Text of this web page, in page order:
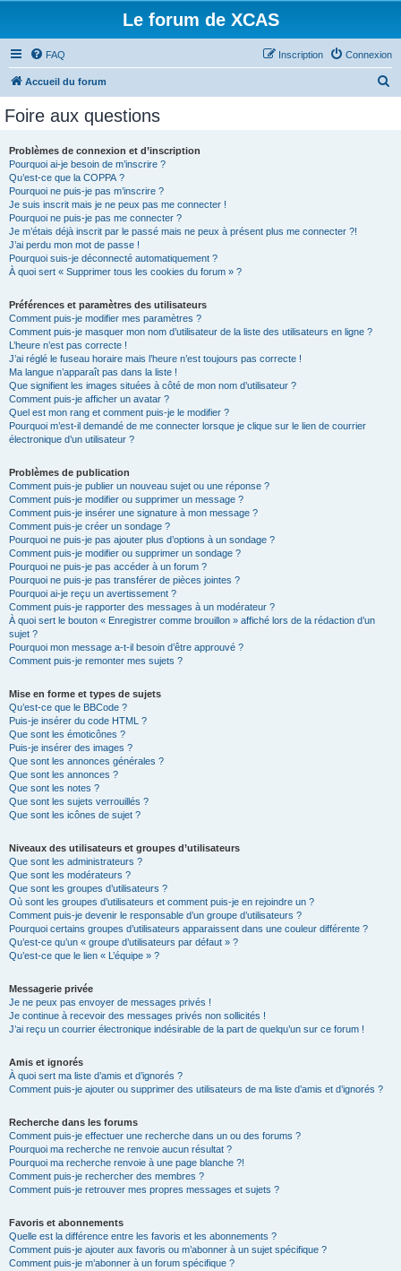
Le forum de XCAS
FAQ Connexion
Inscription
Accueil du forum
Foire aux questions
Problèmes de connexion et d’inscription
Pourquoi ai-je besoin de m’inscrire ?
Qu’est-ce que la COPPA ?
Pourquoi ne puis-je pas m’inscrire ?
Je suis inscrit mais je ne peux pas me connecter !
Pourquoi ne puis-je pas me connecter ?
Je m’étais déjà inscrit par le passé mais ne peux à présent plus me connecter ?!
J’ai perdu mon mot de passe !
Pourquoi suis-je déconnecté automatiquement ?
À quoi sert « Supprimer tous les cookies du forum » ?
Préférences et paramètres des utilisateurs
Comment puis-je modifier mes paramètres ?
Comment puis-je masquer mon nom d’utilisateur de la liste des utilisateurs en ligne ?
L’heure n’est pas correcte !
J’ai réglé le fuseau horaire mais l’heure n’est toujours pas correcte !
Ma langue n’apparaît pas dans la liste !
Que signifient les images situées à côté de mon nom d’utilisateur ?
Comment puis-je afficher un avatar ?
Quel est mon rang et comment puis-je le modifier ?
Pourquoi m’est-il demandé de me connecter lorsque je clique sur le lien de courrier
électronique d’un utilisateur ?
Problèmes de publication
Comment puis-je publier un nouveau sujet ou une réponse ?
Comment puis-je modifier ou supprimer un message ?
Comment puis-je insérer une signature à mon message ?
Comment puis-je créer un sondage ?
Pourquoi ne puis-je pas ajouter plus d’options à un sondage ?
Comment puis-je modifier ou supprimer un sondage ?
Pourquoi ne puis-je pas accéder à un forum ?
Pourquoi ne puis-je pas transférer de pièces jointes ?
Pourquoi ai-je reçu un avertissement ?
Comment puis-je rapporter des messages à un modérateur ?
À quoi sert le bouton « Enregistrer comme brouillon » affiché lors de la rédaction d’un
sujet ?
Pourquoi mon message a-t-il besoin d’être approuvé ?
Comment puis-je remonter mes sujets ?
Mise en forme et types de sujets
Qu’est-ce que le BBCode ?
Puis-je insérer du code HTML ?
Que sont les émoticônes ?
Puis-je insérer des images ?
Que sont les annonces générales ?
Que sont les annonces ?
Que sont les notes ?
Que sont les sujets verrouillés ?
Que sont les icônes de sujet ?
Niveaux des utilisateurs et groupes d’utilisateurs
Que sont les administrateurs ?
Que sont les modérateurs ?
Que sont les groupes d’utilisateurs ?
Où sont les groupes d’utilisateurs et comment puis-je en rejoindre un ?
Comment puis-je devenir le responsable d’un groupe d’utilisateurs ?
Pourquoi certains groupes d’utilisateurs apparaissent dans une couleur différente ?
Qu’est-ce qu’un « groupe d’utilisateurs par défaut » ?
Qu’est-ce que le lien « L’équipe » ?
Messagerie privée
Je ne peux pas envoyer de messages privés !
Je continue à recevoir des messages privés non sollicités !
J’ai reçu un courrier électronique indésirable de la part de quelqu’un sur ce forum !
Amis et ignorés
À quoi sert ma liste d’amis et d’ignorés ?
Comment puis-je ajouter ou supprimer des utilisateurs de ma liste d’amis et d’ignorés ?
Recherche dans les forums
Comment puis-je effectuer une recherche dans un ou des forums ?
Pourquoi ma recherche ne renvoie aucun résultat ?
Pourquoi ma recherche renvoie à une page blanche ?!
Comment puis-je rechercher des membres ?
Comment puis-je retrouver mes propres messages et sujets ?
Favoris et abonnements
Quelle est la différence entre les favoris et les abonnements ?
Comment puis-je ajouter aux favoris ou m’abonner à un sujet spécifique ?
Comment puis-je m’abonner à un forum spécifique ?